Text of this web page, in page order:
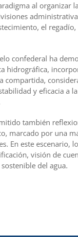
al organizar
el
confederal ha
hidrográfica,
compartida,
y eficacia a
también
marcado por una
En este escenario,
visión de
del agua.